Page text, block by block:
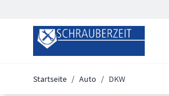
Startseite / Auto / DKW